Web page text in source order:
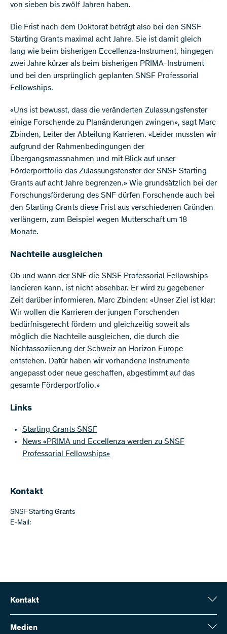
von sieben bis zwölf Jahren haben.
Die Frist nach dem Doktorat beträgt also bei den SNSF
Starting Grants maximal acht Jahre. Sie ist damit gleich
lang wie beim bisherigen Eccellenza-Instrument, hingegen
zwei Jahre kürzer als beim bisherigen PRIMA-Instrument
und bei den ursprünglich geplanten SNSF Professorial
Fellowships.
«Uns ist bewusst, dass die veränderten Zulassungsfenster
einige Forschende zu Planänderungen zwingen», sagt Marc
Zbinden, Leiter der Abteilung Karrieren. «Leider mussten wir
aufgrund der Rahmenbedingungen der
Übergangsmassnahmen und mit Blick auf unser
Förderportfolio das Zulassungsfenster der SNSF Starting
Grants auf acht Jahre begrenzen.» Wie grundsätzlich bei der
Forschungsförderung des SNF dürfen Forschende auch bei
den Starting Grants diese Frist aus verschiedenen Gründen
verlängern, zum Beispiel wegen Mutterschaft um 18
Monate.
Nachteile ausgleichen
Ob und wann der SNF die SNSF Professorial Fellowships
lancieren kann, ist nicht absehbar. Er wird zu gegebener
Zeit darüber informieren. Marc Zbinden: «Unser Ziel ist klar:
Wir wollen die Karrieren der jungen Forschenden
bedürfnisgerecht fördern und gleichzeitig soweit als
möglich die Nachteile ausgleichen, die durch die
Nichtassoziierung der Schweiz an Horizon Europe
entstehen. Dafür haben wir vorhandene Instrumente
angepasst oder neue geschaffen, abgestimmt auf das
gesamte Förderportfolio.»
Links
Starting Grants SNSF
News «PRIMA und Eccellenza werden zu SNSF
Professorial Fellowships»
Kontakt
SNSF Starting Grants
E-Mail:
Kontakt
Schweizerischer Nationalfonds (SNF)
Wildhainweg 3
Medien